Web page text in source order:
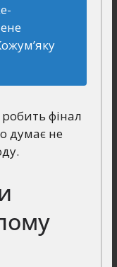
фінал
думає не